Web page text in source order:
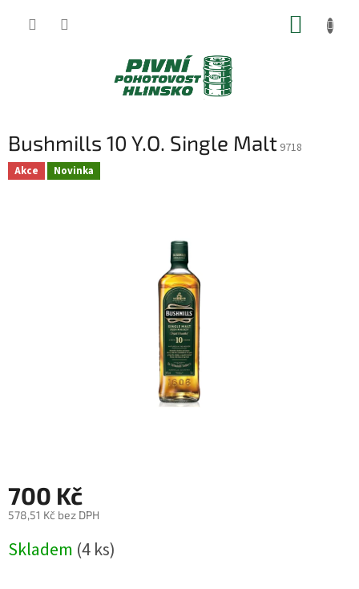
Bushmills 10 Y.O. Single Malt 9718
Akce Novinka
700 Kč
578,51 Kč bez DPH
cena:
Skladem (4 ks)